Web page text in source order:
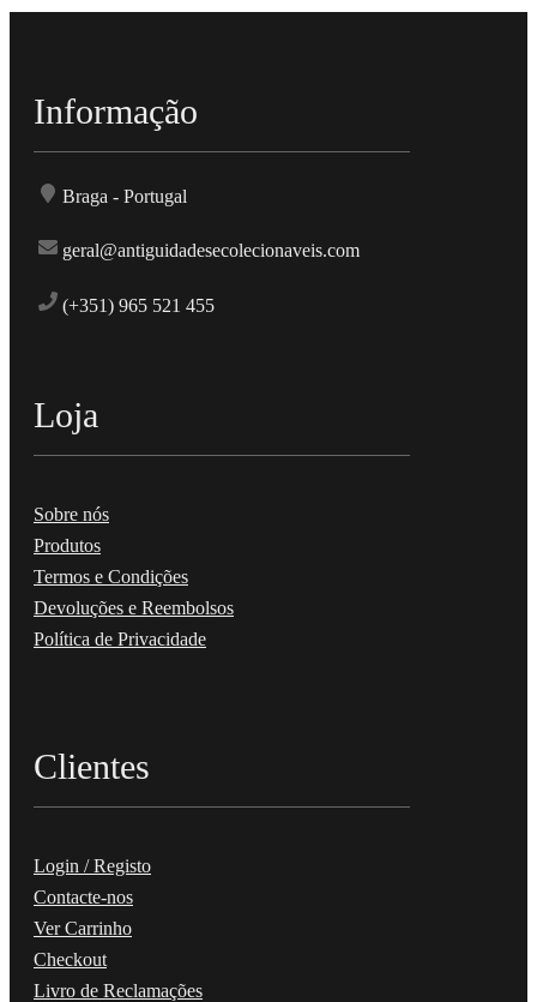
Informação
Braga - Portugal
geral@antiguidadesecolecionaveis.com
(+351) 965 521 455
Loja
Sobre nós
Produtos
Termos e Condições
Devoluções e Reembolsos
Política de Privacidade
Clientes
Login / Registo
Contacte-nos
Ver Carrinho
Checkout
Livro de Reclamações